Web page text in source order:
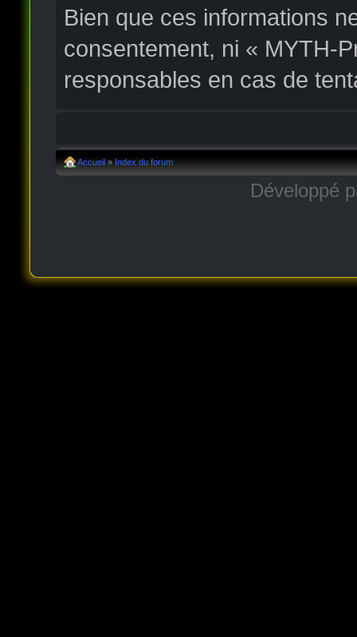
Bien que ces informations
consentement, ni « MYTH-
responsables en cas de
Accueil » Index du forum
Développé